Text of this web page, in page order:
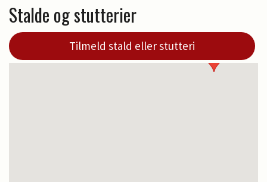
Stalde og stutterier
Tilmeld stald eller stutteri